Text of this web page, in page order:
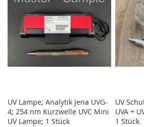
UV Lampe; Analytik Jena UVG-
4; 254 nm Kurzwelle UVC Mini
UV Lampe; 1 Stück
UV
UVA +
1 Stück